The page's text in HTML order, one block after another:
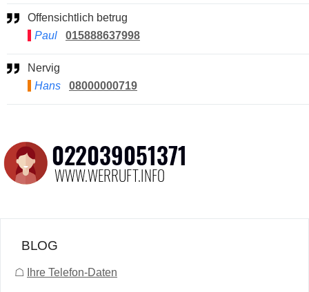
Offensichtlich betrug
Paul
015888637998
Nervig
Hans
08000000719
BLOG
☖ Ihre Telefon-Daten